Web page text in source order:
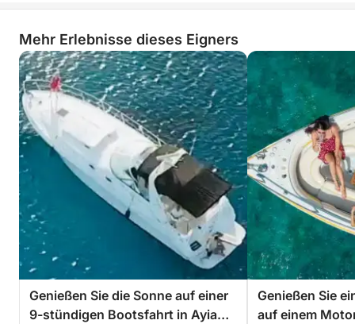
Mehr Erlebnisse dieses Eigners
Genießen Sie die Sonne auf einer
9-stündigen Bootsfahrt in Ayia
Genießen Sie
auf einem